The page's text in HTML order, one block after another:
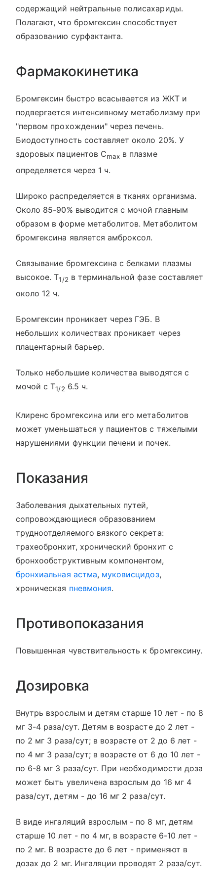
содержащий нейтральные полисахариды.
Полагают, что бромгексин способствует
образованию сурфактанта.
Фармакокинетика
Бромгексин быстро всасывается из ЖКТ и
подвергается интенсивному метаболизму при
"первом прохождении" через печень.
Биодоступность составляет около 20%. У
здоровых пациентов Cmax в плазме
определяется через 1 ч.
Широко распределяется в тканях организма.
Около 85-90% выводится с мочой главным
образом в форме метаболитов. Метаболитом
бромгексина является амброксол.
Связывание бромгексина с белками плазмы
высокое. T1/2 в терминальной фазе составляет
около 12 ч.
Бромгексин проникает через ГЭБ. В
небольших количествах проникает через
плацентарный барьер.
Только небольшие количества выводятся с
мочой с T1/2 6.5 ч.
Клиренс бромгексина или его метаболитов
может уменьшаться у пациентов с тяжелыми
нарушениями функции печени и почек.
Показания
Заболевания дыхательных путей,
сопровождающиеся образованием
трудноотделяемого вязкого секрета:
трахеобронхит, хронический бронхит с
бронхообструктивным компонентом,
бронхиальная астма, муковисцидоз,
хроническая пневмония.
Противопоказания
Повышенная чувствительность к бромгексину.
Дозировка
Внутрь взрослым и детям старше 10 лет - по 8
мг 3-4 раза/сут. Детям в возрасте до 2 лет -
по 2 мг 3 раза/сут; в возрасте от 2 до 6 лет -
по 4 мг 3 раза/сут; в возрасте от 6 до 10 лет -
по 6-8 мг 3 раза/сут. При необходимости доза
может быть увеличена взрослым до 16 мг 4
раза/сут, детям - до 16 мг 2 раза/сут.
В виде ингаляций взрослым - по 8 мг, детям
старше 10 лет - по 4 мг, в возрасте 6-10 лет -
по 2 мг. В возрасте до 6 лет - применяют в
дозах до 2 мг. Ингаляции проводят 2 раза/сут.